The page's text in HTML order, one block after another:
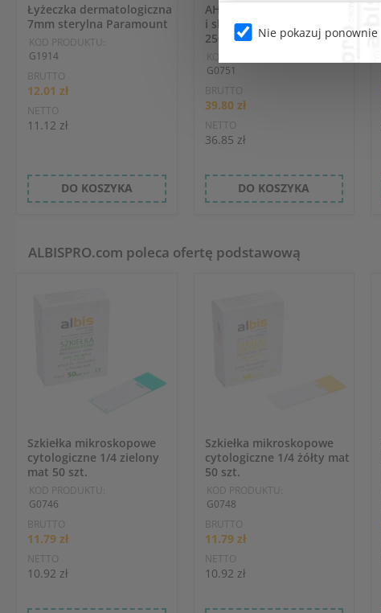
Nie pokazuj ponownie
Łyżeczka dermatologiczna
7mm sterylna Paramount
KOD PRODUKTU:
G1914
BRUTTO
12.01 zł
NETTO
11.12 zł
DO KOSZYKA
AHD 1000 dezynfekcja rąk
i skóry z atomizerem
250ml
G0751
BRUTTO
39.80 zł
NETTO
36.85 zł
DO KOSZYKA
ALBISPRO.com poleca ofertę podstawową
Szkiełka mikroskopowe
cytologiczne 1/4 zielony
mat 50 szt.
KOD PRODUKTU:
G0746
BRUTTO
11.79 zł
NETTO
10.92 zł
Szkiełka mikroskopowe
cytologiczne 1/4 żółty mat
50 szt.
KOD PRODUKTU:
G0748
BRUTTO
11.79 zł
NETTO
10.92 zł